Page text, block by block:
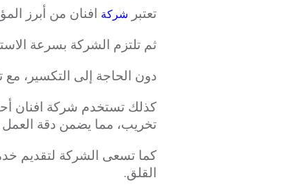
تعتبر شركة افنان من أبرز
ثم تلتزم الشركة بسرعة
دون الحاجة إلى التكسير، مع
كذلك تستخدم شركة افنان
تخريب، مما يضمن دقة العمل و
كما تسعى الشركة لتقديم
القلق.